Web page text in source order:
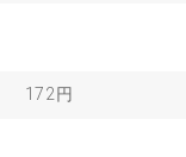
172円